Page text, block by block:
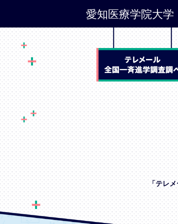
愛知医療学院大学
「テレ